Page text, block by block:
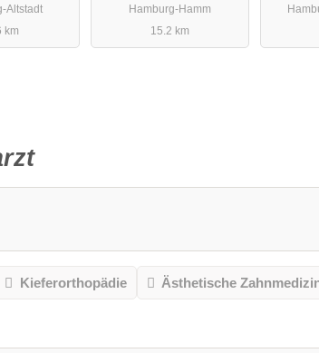
Altstadt
km
Hamburg-Hamm
15.2 km
Kieferorthopädie Ästhetische